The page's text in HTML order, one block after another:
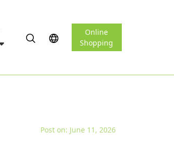
Online
Shopping
Post on: June 11, 2026